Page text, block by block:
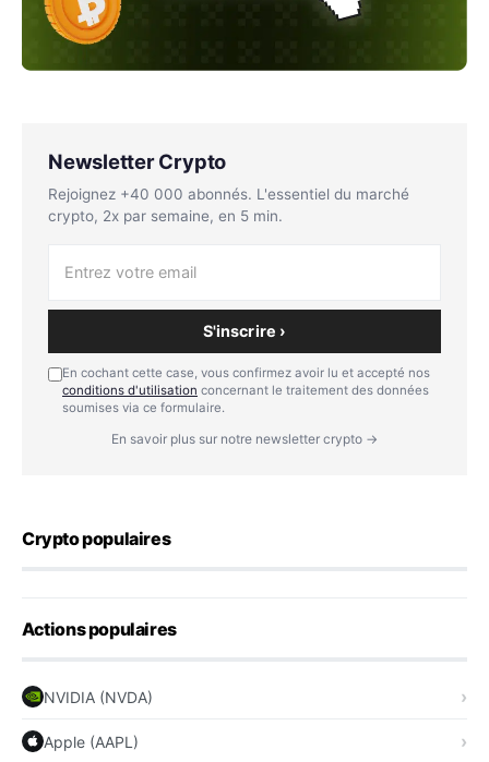
Newsletter Crypto
Rejoignez +40 000 abonnés. L'essentiel du marché
crypto, 2x par semaine, en 5 min.
S'inscrire ›
En cochant cette case, vous confirmez avoir lu et accepté nos
conditions d'utilisation concernant le traitement des données
soumises via ce formulaire.
En savoir plus sur notre newsletter crypto →
Crypto populaires
Actions populaires
NVIDIA (NVDA)
Apple (AAPL)